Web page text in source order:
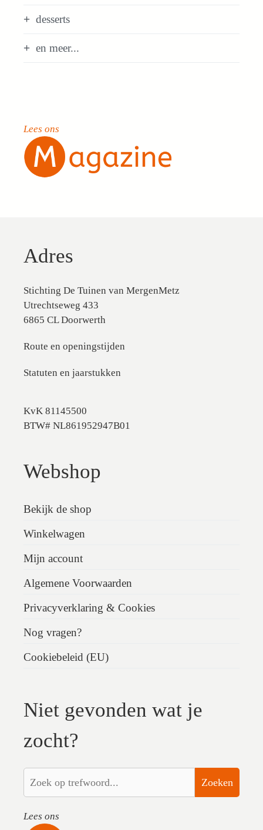
desserts
en meer...
Lees ons
Adres
Stichting De Tuinen van MergenMetz
Utrechtseweg 433
6865 CL Doorwerth
Route en openingstijden
Statuten en jaarstukken
KvK 81145500
BTW# NL861952947B01
Webshop
Bekijk de shop
Winkelwagen
Mijn account
Algemene Voorwaarden
Privacyverklaring & Cookies
Nog vragen?
Cookiebeleid (EU)
Niet gevonden wat je
zocht?
Zoeken
Lees ons